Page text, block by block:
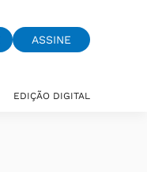
ASSINE
EDIÇÃO DIGITAL